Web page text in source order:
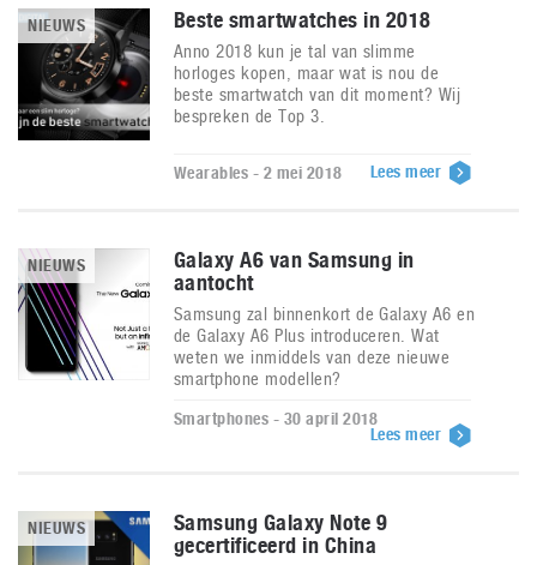
NIEUWS Beste smartwatches in 2018
Anno 2018 kun je tal van slimme
horloges kopen, maar wat is nou de
beste smartwatch van dit moment? Wij
bespreken de Top 3.
Wearables - 2 mei 2018 Lees meer
NIEUWS
Galaxy A6 van Samsung in
aantocht
Samsung zal binnenkort de Galaxy A6 en
de Galaxy A6 Plus introduceren. Wat
weten we inmiddels van deze nieuwe
smartphone modellen?
Smartphones - 30 april 2018
Lees meer
NIEUWS
Samsung Galaxy Note 9
gecertificeerd in China